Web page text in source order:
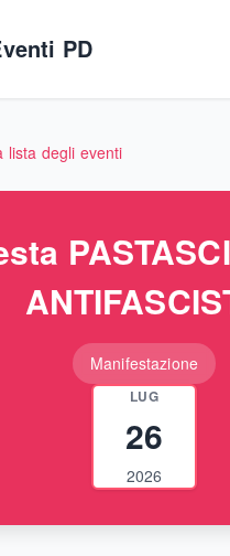
PD
lista degli eventi
Manifestazione
LUG
26
2026